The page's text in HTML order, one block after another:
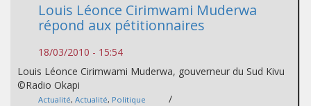
Louis Léonce Cirimwami Muderwa
répond aux pétitionnaires
18/03/2010 - 15:54
Louis Léonce Cirimwami Muderwa, gouverneur du Sud Kivu
©Radio Okapi
Actualité, Actualité, Politique /